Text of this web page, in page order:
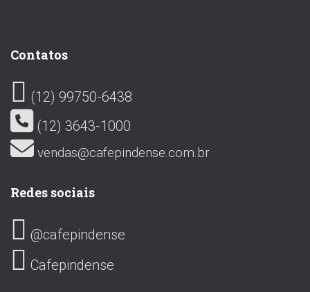
Contatos
(12) 99750-6438
(12) 3643-1000
vendas@cafepindense.com.br
Redes sociais
@cafepindense
Cafepindense